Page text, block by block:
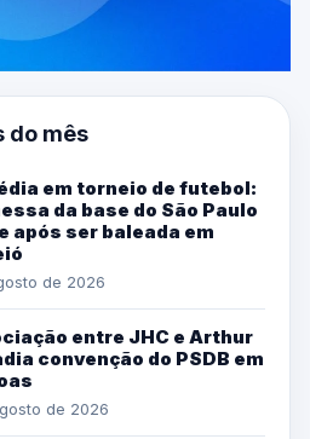
do mês
em torneio de futebol:
da base do São Paulo
após ser baleada em
de 2026
entre JHC e Arthur
convenção do PSDB em
de 2026